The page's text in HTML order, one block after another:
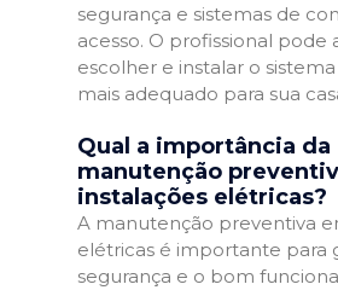
segurança e sistemas de
acesso. O profissional pode
escolher e instalar o
mais adequado para sua
Qual a importância da
manutenção
instalações elétricas?
A manutenção preventiva
elétricas é importante para
segurança e o bom